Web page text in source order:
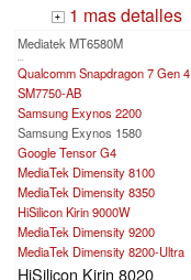
+ 1 mas detalles
Mediatek MT6580M
...
Qualcomm Snapdragon 7 Gen 4
SM7750-AB
Samsung Exynos 2200
Samsung Exynos 1580
Google Tensor G4
MediaTek Dimensity 8100
MediaTek Dimensity 8350
HiSilicon Kirin 9000W
MediaTek Dimensity 9200
MediaTek Dimensity 8200-Ultra
HiSilicon Kirin 8020